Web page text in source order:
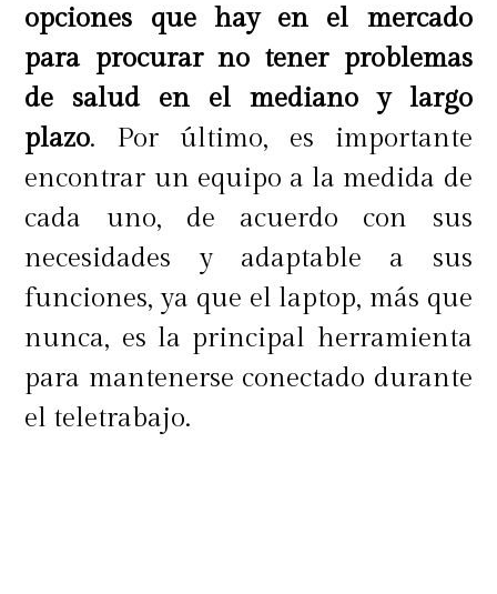
opciones que hay en el mercado
para procurar no tener problemas
de salud en el mediano y largo
plazo. Por último, es importante
encontrar un equipo a la medida de
cada uno, de acuerdo con sus
necesidades y adaptable a sus
funciones, ya que el laptop, más que
nunca, es la principal herramienta
para mantenerse conectado durante
el teletrabajo.